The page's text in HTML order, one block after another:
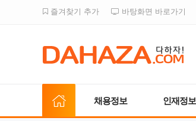
즐겨찾기 추가 바탕화면 바로가기
채용정보 인재정보